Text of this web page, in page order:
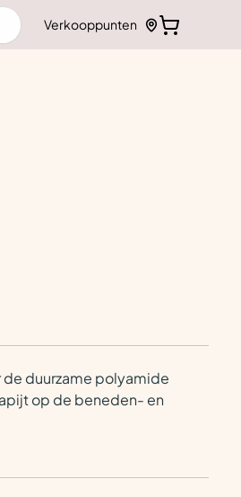
Verkooppunten
duurzame polyamide
op de beneden- en